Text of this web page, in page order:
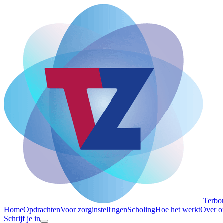
HomeOpdrachtenVoor zorginstellingenScholingHoe het werktOver
Schrijf je in